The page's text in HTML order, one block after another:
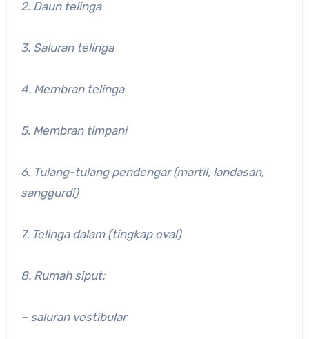
2. Daun telinga
3. Saluran telinga
4. Membran telinga
5. Membran timpani
6. Tulang-tulang pendengar (martil, landasan,
sanggurdi)
7. Telinga dalam (tingkap oval)
8. Rumah siput:
– saluran vestibular